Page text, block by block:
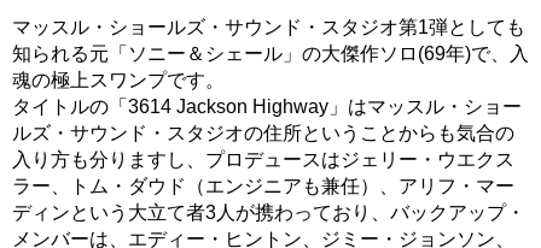
マッスル・ショールズ・サウンド・スタジオ第1弾としても
知られる元「ソニー＆シェール」の大傑作ソロ(69年)で、入
魂の極上スワンプです。
タイトルの「3614 Jackson Highway」はマッスル・ショー
ルズ・サウンド・スタジオの住所ということからも気合の
入り方も分りますし、プロデュースはジェリー・ウエクス
ラー、トム・ダウド（エンジニアも兼任）、アリフ・マー
ディンという大立て者3人が携わっており、バックアップ・
メンバーは、エディー・ヒントン、ジミー・ジョンソン、